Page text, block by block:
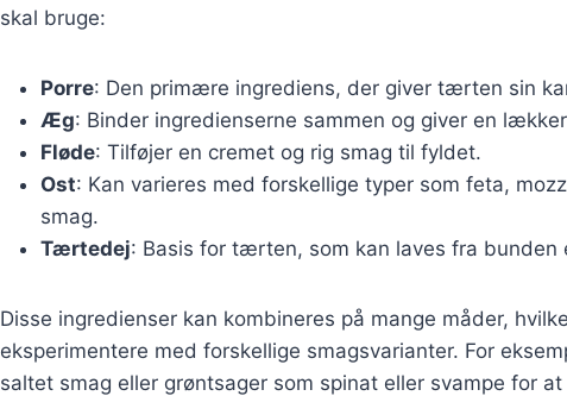
skal bruge:
Porre: Den primære ingrediens, der giver tærten sin
Æg: Binder ingredienserne sammen og giver en
Fløde: Tilføjer en cremet og rig smag til fyldet.
Ost: Kan varieres med forskellige typer som feta,
smag.
Tærtedej: Basis for tærten, som kan laves fra
Disse ingredienser kan kombineres på mange måder,
eksperimentere med forskellige smagsvarianter. For
saltet smag eller grøntsager som spinat eller svampe for